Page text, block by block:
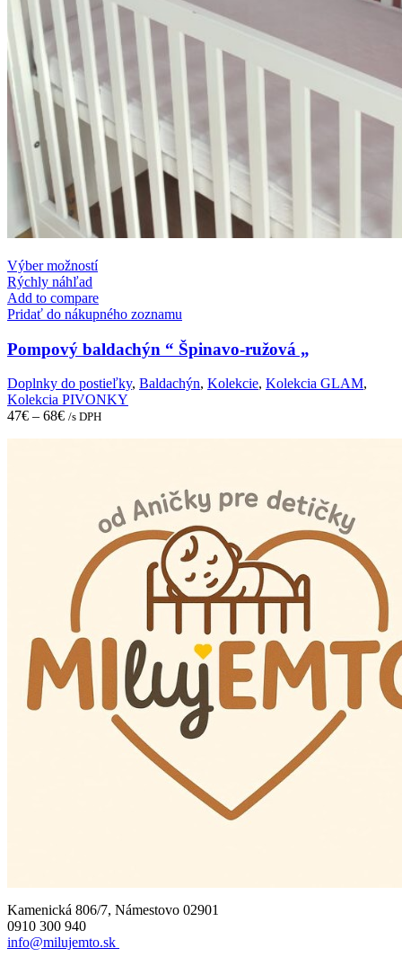
Výber možnostíThis
has
multiple
The
options
may
be
chosen
the
Rýchly náhľad
Add to compare
Pridať do nákupného zoznamu
Pompový baldachýn “ Špinavo-ružová „
Doplnky do postieľky, Baldachýn, Kolekcie, Kolekcia GLAM,
Kolekcia PIVONKY
47€ – 68€ /s DPH
Kamenická 806/7, Námestovo 02901
0910 300 940
info@milujemto.sk